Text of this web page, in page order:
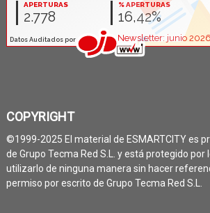
COPYRIGHT
©1999-2025 El material de ESMARTCITY es
de Grupo Tecma Red S.L. y está protegido por
utilizarlo de ninguna manera sin hacer
permiso por escrito de Grupo Tecma Red S.L.